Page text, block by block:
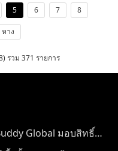
5 6 7 8
หาง
รวม 371 รายการ
Global มอบสิทธิ์